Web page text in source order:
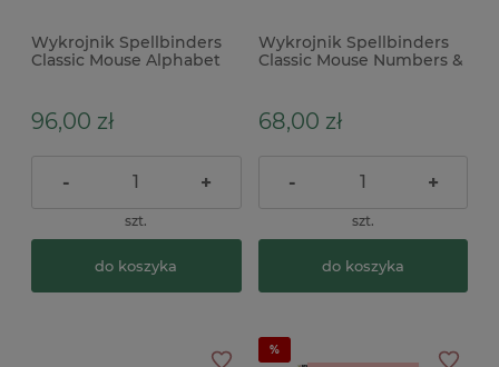
Wykrojnik Spellbinders
Classic Mouse Alphabet
96,00 zł
- +
szt.
do koszyka
Wykrojnik Spellbinders
Classic Mouse Numbers &
68,00 zł
- +
szt.
do koszyka